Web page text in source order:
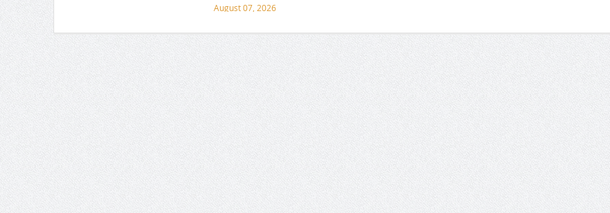
August 07, 2026